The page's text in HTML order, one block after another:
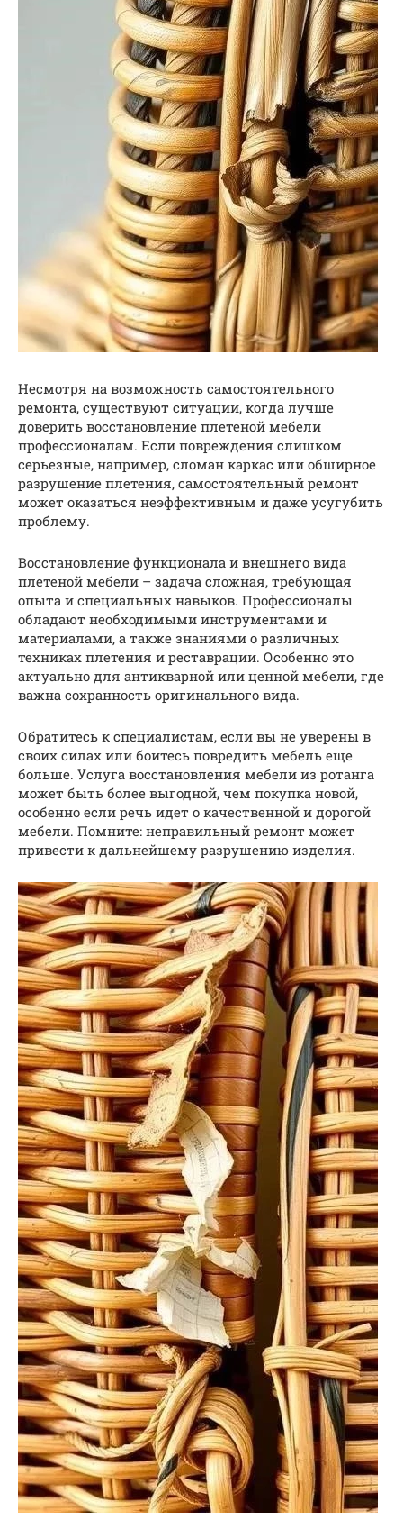
Несмотря на возможность самостоятельного
ремонта, существуют ситуации, когда лучше
доверить восстановление плетеной мебели
профессионалам. Если повреждения слишком
серьезные, например, сломан каркас или обширное
разрушение плетения, самостоятельный ремонт
может оказаться неэффективным и даже усугубить
проблему.
Восстановление функционала и внешнего вида
плетеной мебели – задача сложная, требующая
опыта и специальных навыков. Профессионалы
обладают необходимыми инструментами и
материалами, а также знаниями о различных
техниках плетения и реставрации. Особенно это
актуально для антикварной или ценной мебели, где
важна сохранность оригинального вида.
Обратитесь к специалистам, если вы не уверены в
своих силах или боитесь повредить мебель еще
больше. Услуга восстановления мебели из ротанга
может быть более выгодной, чем покупка новой,
особенно если речь идет о качественной и дорогой
мебели. Помните: неправильный ремонт может
привести к дальнейшему разрушению изделия.